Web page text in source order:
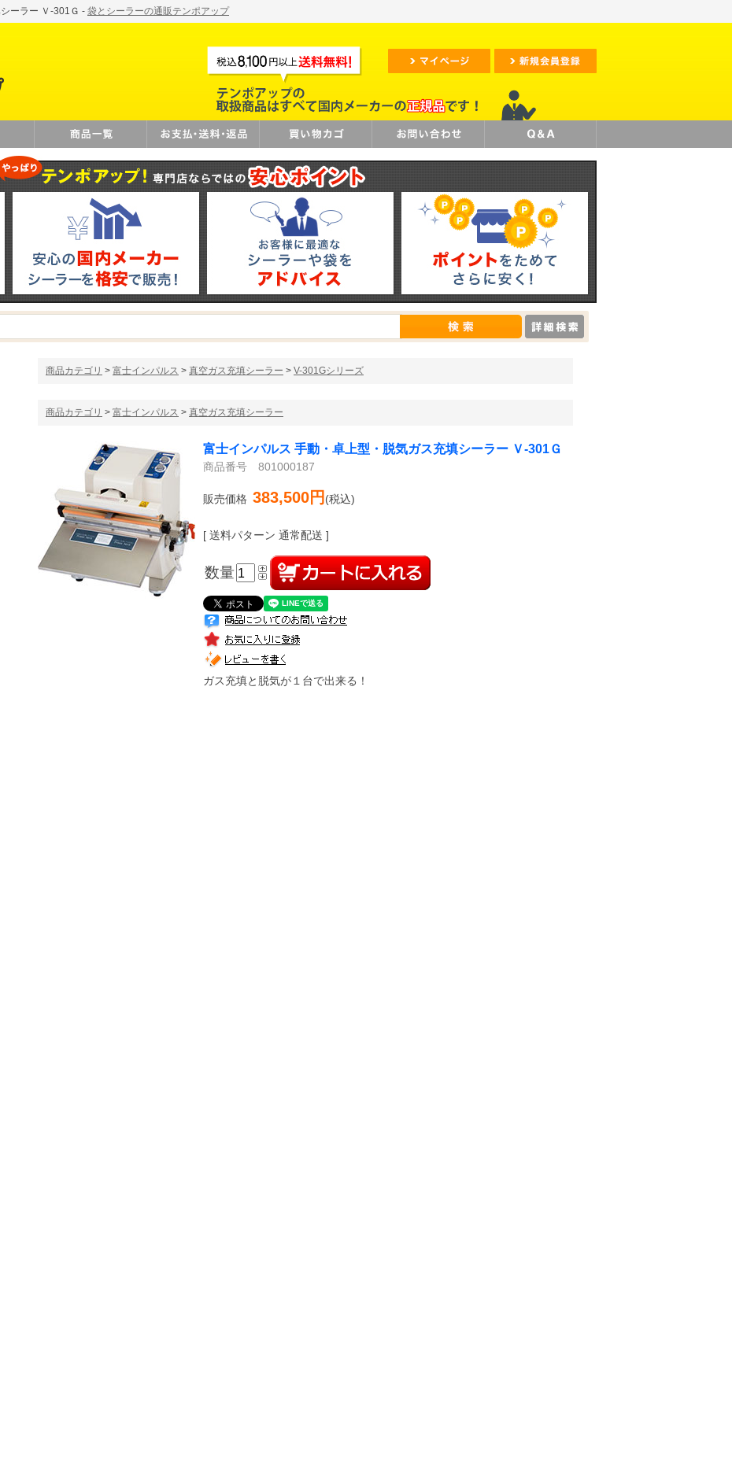
ーラー Ｖ-301Ｇ - 袋とシーラーの通販テンポアップ
商品カテゴリ > 富士インパルス > 真空ガス充填シーラー > V-301Gシリーズ
商品カテゴリ > 富士インパルス > 真空ガス充填シーラー
富士インパルス 手動・卓上型・脱気ガス充填シーラー Ｖ-301Ｇ
商品番号 801000187
販売価格 383,500円 (税込)
[ 送料パターン 通常配送 ]
数量
ガス充填と脱気が１台で出来る！